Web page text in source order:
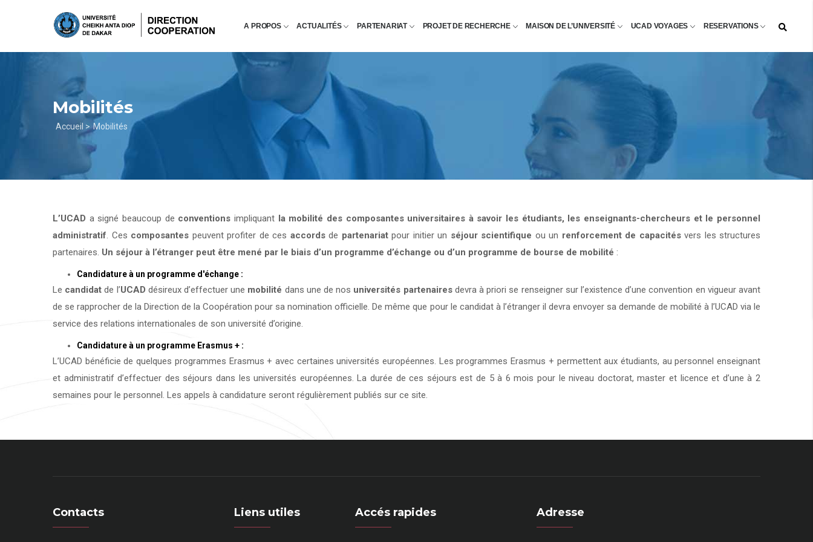
principal
A PROPOS ACTUALITÉS PARTENARIAT PROJET DE RECHERCHE MAISON DE L’UNIVERSITÉ UCAD VOYAGES RESERVATIONS
Mobilités
Fil
d'Ariane
Accueil > Mobilités
L’UCAD a signé beaucoup de conventions impliquant la mobilité des composantes universitaires à savoir les étudiants, les enseignants-chercheurs et le personnel
administratif. Ces composantes peuvent profiter de ces accordsde partenariatpour initier un séjour scientifique ou un renforcement de capacitésvers les structures
partenaires. Un séjour à l’étranger peut être mené par le biais d’un programme d’échange ou d’un programme de bourse de mobilité :
Candidature à un programme d'échange :
Le candidat de l’UCAD désireux d’effectuer une mobilité dans une de nos universités partenairesdevra à priori se renseigner sur l’existence d’une convention en vigueur avant
de se rapprocher de la Direction de la Coopération pour sa nomination officielle. De même que pour le candidat à l’étranger il devra envoyer sa demande de mobilité à l’UCAD via le
service des relations internationales de son université d’origine.
Candidature à un programme Erasmus + :
L’UCAD bénéficie de quelques programmes Erasmus + avec certaines universités européennes. Les programmes Erasmus + permettent aux étudiants, au personnel enseignant
et administratif d’effectuer des séjours dans les universités européennes. La durée de ces séjours est de 5 à 6 mois pour le niveau doctorat, master et licence et d’une à 2
semaines pour le personnel. Les appels à candidature seront régulièrement publiés sur ce site.
Contacts Liens utiles Accés rapides Adresse